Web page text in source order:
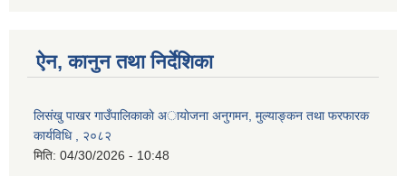
ऐन, कानुन तथा निर्देशिका
लिसंखु पाखर गाउँपालिकाकाे अायाेजना अनुगमन, मुल्याङ्कन तथा फरफारक
कार्यविधि , २०८२
मिति: 04/30/2026 - 10:48